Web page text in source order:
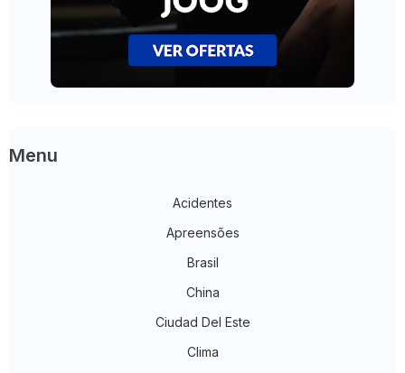
Menu
Acidentes
Apreensões
Brasil
China
Ciudad Del Este
Clima